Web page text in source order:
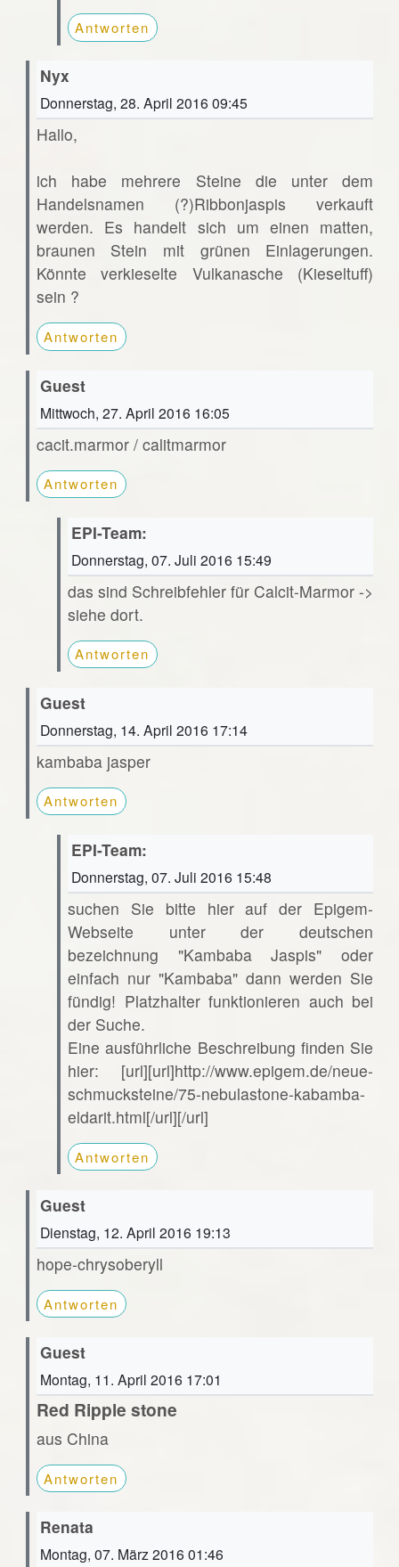
Antworten
Nyx
Donnerstag, 28. April 2016 09:45
Hallo,
ich habe mehrere Steine die unter dem
Handelsnamen (?)Ribbonjaspis verkauft
werden. Es handelt sich um einen matten,
braunen Stein mit grünen Einlagerungen.
Könnte verkieselte Vulkanasche (Kieseltuff)
sein ?
Antworten
Guest
Mittwoch, 27. April 2016 16:05
cacit.marmor / calitmarmor
Antworten
EPI-Team:
Donnerstag, 07. Juli 2016 15:49
das sind Schreibfehler für Calcit-Marmor ->
siehe dort.
Antworten
Guest
Donnerstag, 14. April 2016 17:14
kambaba jasper
Antworten
EPI-Team:
Donnerstag, 07. Juli 2016 15:48
suchen Sie bitte hier auf der Epigem-
Webseite unter der deutschen
bezeichnung "Kambaba Jaspis" oder
einfach nur "Kambaba" dann werden Sie
fündig! Platzhalter funktionieren auch bei
der Suche.
Eine ausführliche Beschreibung finden Sie
hier: [url][url]http://www.epigem.de/neue-
schmucksteine/75-nebulastone-kabamba-
eldarit.html[/url][/url]
Antworten
Guest
Dienstag, 12. April 2016 19:13
hope-chrysoberyll
Antworten
Guest
Montag, 11. April 2016 17:01
Red Ripple stone
aus China
Antworten
Renata
Montag, 07. März 2016 01:46